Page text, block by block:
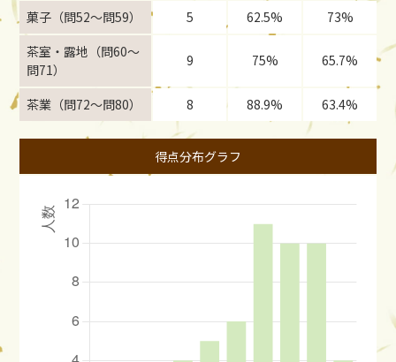
菓子（問52〜問59）
5 62.5%
73%
茶室・露地（問60〜
問71）
9 75% 65.7%
茶業（問72〜問80） 8 88.9% 63.4%
得点分布グラフ